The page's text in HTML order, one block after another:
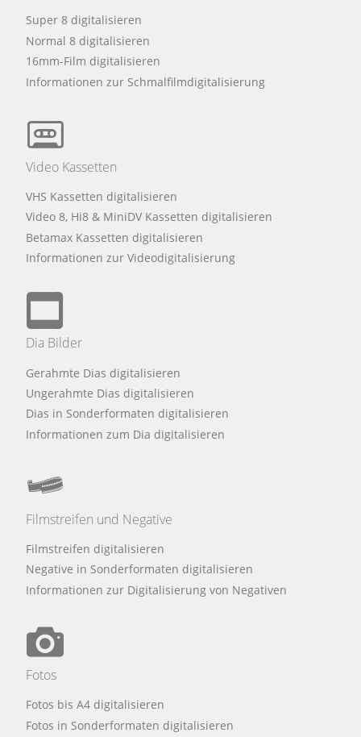
Super 8 digitalisieren
Normal 8 digitalisieren
16mm-Film digitalisieren
Informationen zur Schmalfilmdigitalisierung
Video Kassetten
VHS Kassetten digitalisieren
Video 8, Hi8 & MiniDV Kassetten digitalisieren
Betamax Kassetten digitalisieren
Informationen zur Videodigitalisierung
Dia Bilder
Gerahmte Dias digitalisieren
Ungerahmte Dias digitalisieren
Dias in Sonderformaten digitalisieren
Informationen zum Dia digitalisieren
Filmstreifen und Negative
Filmstreifen digitalisieren
Negative in Sonderformaten digitalisieren
Informationen zur Digitalisierung von Negativen
Fotos
Fotos bis A4 digitalisieren
Fotos in Sonderformaten digitalisieren